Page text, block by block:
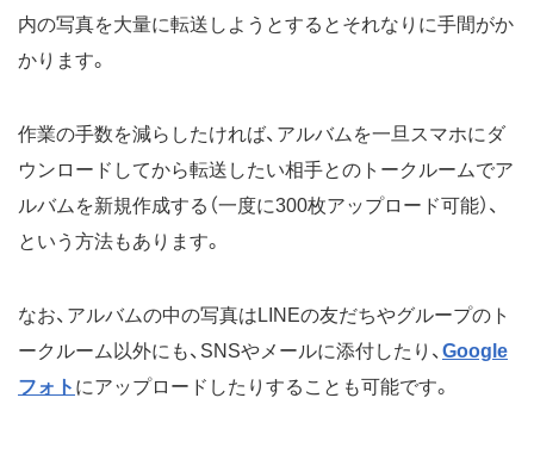
内の写真を大量に転送しようとするとそれなりに手間がか
かります。
作業の手数を減らしたければ、アルバムを一旦スマホにダ
ウンロードしてから転送したい相手とのトークルームでア
ルバムを新規作成する（一度に300枚アップロード可能）、
という方法もあります。
なお、アルバムの中の写真はLINEの友だちやグループのト
ークルーム以外にも、SNSやメールに添付したり、 Google
フォト にアップロードしたりすることも可能です。